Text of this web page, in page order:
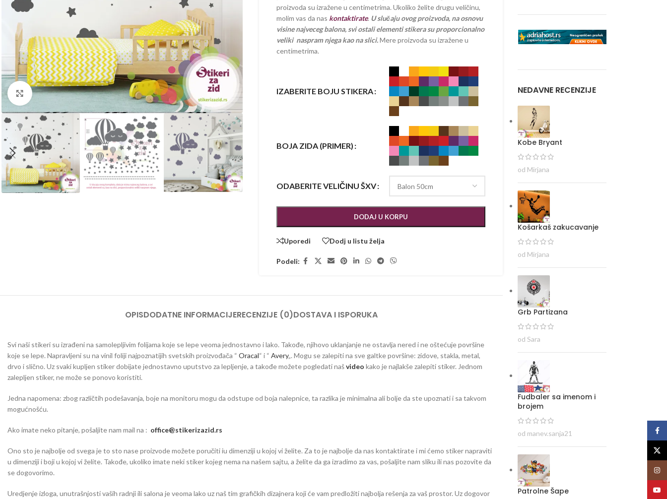
Kliknite za uvećanje
proizvoda su izražene u centimetrima. Ukoliko želite drugu veličinu,
molim vas da nas kontaktirate. U slučaju ovog proizvoda, na osnovu
visine najveceg balona, svi ostali elementi stikera su proporcionalno
veliki naspram njega kao na slici.Mere proizvoda su izražene u
centimetrima.
IZABERITE BOJU STIKERA
BOJA ZIDA (PRIMER)
ODABERITE VELIČINU ŠXV
DODAJ U KORPU
Uporedi Dodj u listu želja
Podeli:
OPISDODATNE INFORMACIJERECENZIJE (0)DOSTAVA I ISPORUKA
Svi naši stikeri su izrađeni na samolepljivim folijama koje se lepe veoma jednostavno i lako. Takođe, njihovo uklanjanje ne ostavlja nered i ne oštećuje površine
koje se lepe. Napravljeni su na vinil foliji najpoznatijih svetskih proizvođača “ Oracal“ i “ Avery„. Mogu se zalepiti na sve galtke površine: zidove, stakla, metal,
drvo i slično. Uz svaki kupljen stiker dobijate jednostavno uputstvo za lepljenje, a takođe možete pogledati našvideo kako je najlakše zalepiti stiker. Jednom
zalepljen stiker, ne može se ponovo koristiti.
Jedna napomena: zbog različtih podešavanja, boje na monitoru mogu da odstupe od boja nalepnice, ta razlika je minimalna ali bolje da ste upoznati i sa takvom
mogućnošću.
Ako imate neko pitanje, pošaljite nam mail na : office@stikerizazid.rs
Ono sto je najbolje od svega je to sto nase proizvode možete poručiti iu dimenziji u kojoj vi želite. Za to je najbolje da nas kontaktirate i mi ćemo stiker napraviti
u dimenziji i boji u kojoj vi želite. Takođe, ukoliko imate neki stiker kojeg nema na našem sajtu, a želite da ga izradimo za vas, pošaljite nam sliku ili nas pozovite da
se dogovorimo.
Uredjenje izloga, unutrašnjosti vaših radnji ili salona je veoma lako uz naš tim grafičkih dizajnera koji će vam predložiti najbolja rešenja za vaš prostor. Uz dogovor
NEDAVNE RECENZIJE
Kobe Bryant
od Mirjana
Košarkaš zakucavanje
od Mirjana
Grb Partizana
od Sara
Fudbaler sa imenom i
brojem
od manev.sanja21
Patrolne Šape